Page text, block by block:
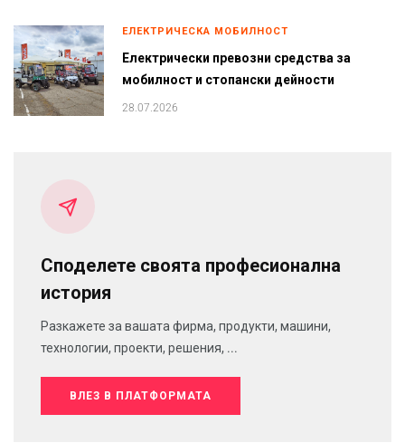
ЕЛЕКТРИЧЕСКА МОБИЛНОСТ
Електрически превозни средства за
мобилност и стопански дейности
28.07.2026
Споделете своята професионална
история
Разкажете за вашата фирма, продукти, машини,
технологии, проекти, решения, ...
ВЛЕЗ В ПЛАТФОРМАТА